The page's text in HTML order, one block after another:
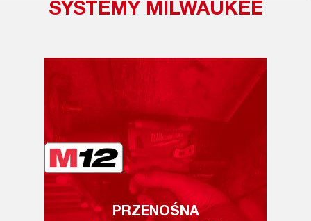
SYSTEMY MILWAUKEE
PRZENOŚNA